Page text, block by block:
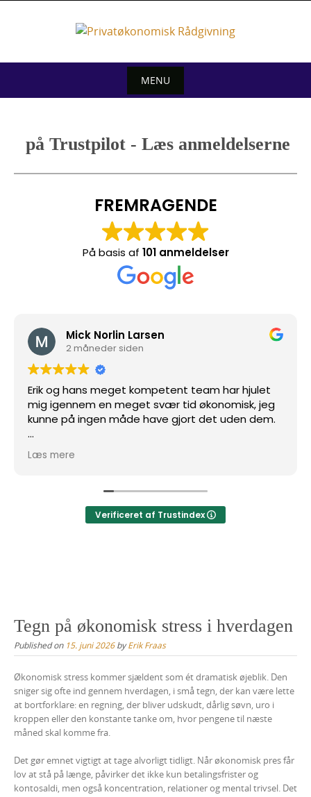
MENU
contentpå Trustpilot - Læs anmeldelserne
FREMRAGENDE
På basis af 101 anmeldelser
Mick Norlin Larsen
2 måneder siden
Erik og hans meget kompetent team har hjulet
mig igennem en meget svær tid økonomisk, jeg
kunne på ingen måde have gjort det uden dem.
Lige fra første opkald har Erik og hans team
håndteret alt, som i ALT, Hvilket naturligvis har
meget tungt at danse med.
Jeg kan med 300% sikkerhed sige at Erik har styr
Læs mere
Verificeret af Trustindex
Tegn på økonomisk stress i hverdagen
Published on 15. juni 2026byErik Fraas
Økonomisk stress kommer sjældent som ét dramatisk øjeblik. Den
sniger sig ofte ind gennem hverdagen, i små tegn, der kan være lette
at bortforklare: en regning, der bliver udskudt, dårlig søvn, uro i
kroppen eller den konstante tanke om, hvor pengene til næste
måned skal komme fra.
Det gør emnet vigtigt at tage alvorligt tidligt. Når økonomisk pres får
lov at stå på længe, påvirker det ikke kun betalingsfrister og
kontosaldi, men også koncentration, relationer og mental trivsel. Det